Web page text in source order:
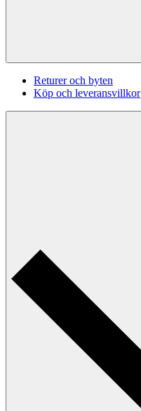
Returer och byten
Köp och leveransvillkor